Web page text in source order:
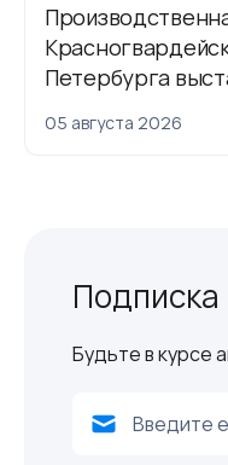
Петербурга
05 августа 2026
Будьте в курсе